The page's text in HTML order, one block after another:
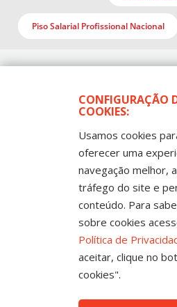
CONFIGURAÇÃO
COOKIES:
Usamos cookies
oferecer uma
navegação melhor,
tráfego do site e
conteúdo. Para
sobre cookies
Política de
aceitar, clique no
cookies".
Piso Salarial Profissional Nacional
Todos os Direitos
Sintep-MT - Sindicato dos
Público de Mato
Bandeirantes - Cuiabá-MT
Fone: (65) 3317-4300 - 0800
4327